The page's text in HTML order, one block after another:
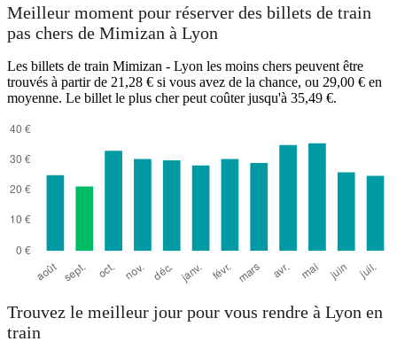
Meilleur moment pour réserver des billets de train
pas chers de Mimizan à Lyon
Les billets de train Mimizan - Lyon les moins chers peuvent être
trouvés à partir de 21,28 € si vous avez de la chance, ou 29,00 € en
moyenne. Le billet le plus cher peut coûter jusqu'à 35,49 €.
Trouvez le meilleur jour pour vous rendre à Lyon en
train